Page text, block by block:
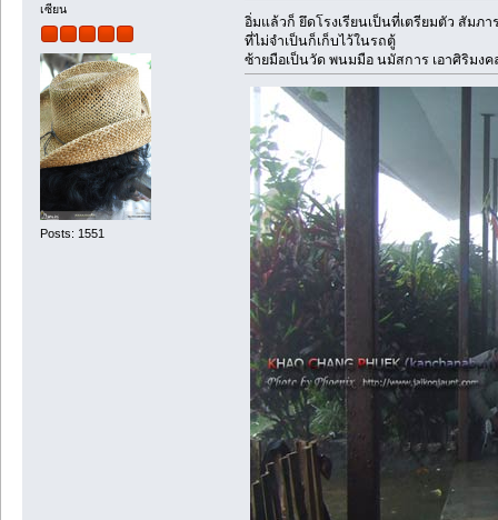
เซียน
Posts: 1551
อิ่มแล้วก็ ยึดโรงเรียนเป็นที่เตรียมตัว สัมภา
ที่ไม่จำเป็นก็เก็บไว้ในรถตู้
ซ้ายมือเป็นวัด พนมมือ นมัสการ เอาศิริมง